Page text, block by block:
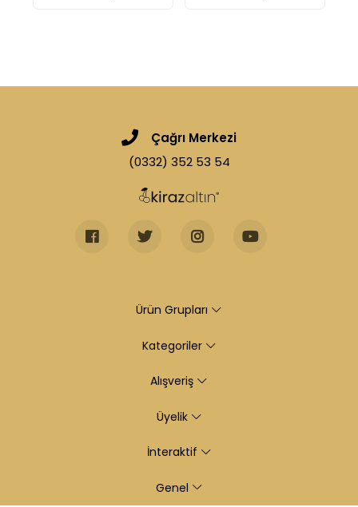
Çağrı Merkezi
(0332) 352 53 54
Ürün Grupları
Kategoriler
Alışveriş
Üyelik
İnteraktif
Genel